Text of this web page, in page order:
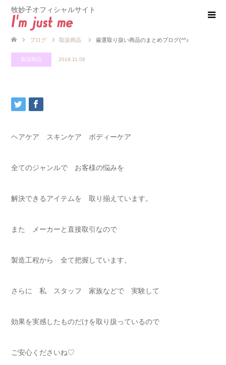
牧妙子オフィシャルサイト
ブログ 取扱商品 厳選取り扱い商品のまとめブログ(^^♪
取扱商品 2018.11.08
ヘアケア スキンケア ボディーケア
全てのジャンルで お客様の悩みを
解決できるアイテムを 取り揃えています。
また メーカーと直接取引なので
製造工程から 全て把握しています。
さらに 私 スタッフ 家族などで 実験して
効果を実感したものだけを取り扱っているので
ご安心くださいね♡